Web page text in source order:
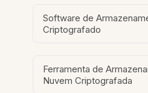
Software de
Criptografado
Ferramenta de
Nuvem Criptografada